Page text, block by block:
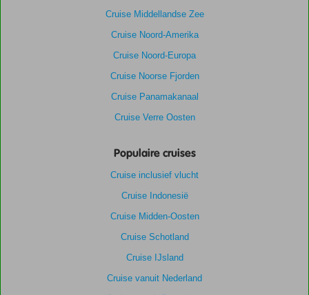
Cruise Middellandse Zee
Cruise Noord-Amerika
Cruise Noord-Europa
Cruise Noorse Fjorden
Cruise Panamakanaal
Cruise Verre Oosten
Populaire cruises
Cruise inclusief vlucht
Cruise Indonesië
Cruise Midden-Oosten
Cruise Schotland
Cruise IJsland
Cruise vanuit Nederland